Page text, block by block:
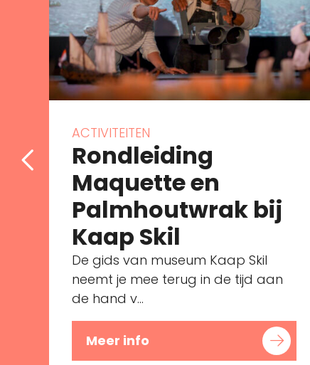
ACTIVITEITEN
Rondleiding
Maquette en
Palmhoutwrak bij
Kaap Skil
De gids van museum Kaap Skil
neemt je mee terug in de tijd aan
de hand v...
Meer info